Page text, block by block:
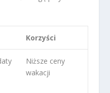
Korzyści
Niższe ceny
wakacji